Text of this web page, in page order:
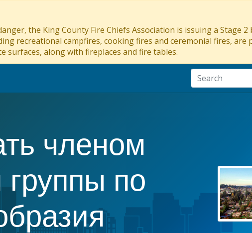
the King County Fire Chiefs Association is issuing a Stage
recreational campfires, cooking fires and ceremonial fires,
surfaces, along with fireplaces and fire tables.
членом
группы по